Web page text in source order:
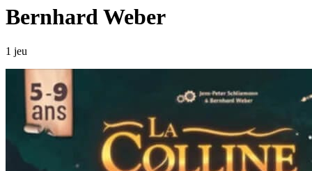
Bernhard Weber
1 jeu